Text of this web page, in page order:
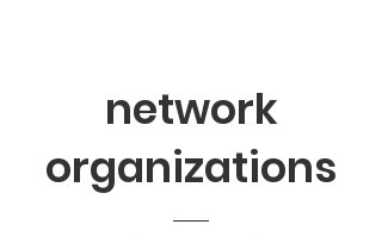
network
organizations